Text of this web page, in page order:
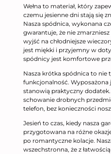
Wełna to materiał, który
czemu jesienne dni stają się
Nasza spódnica, wykonana
gwarantuje, że nie
wyjść na chłodniejsze
jest miękki i przyjemny w
spódnicy jest komfortowe
Nasza krótka spódnica to nie
funkcjonalność.
stanowią praktyczny
schowanie drobnych
telefon, bez konieczności
Jesień to czas, kiedy nasza
przygotowana na różne
po romantyczne kolacje.
wszechstronna, że z